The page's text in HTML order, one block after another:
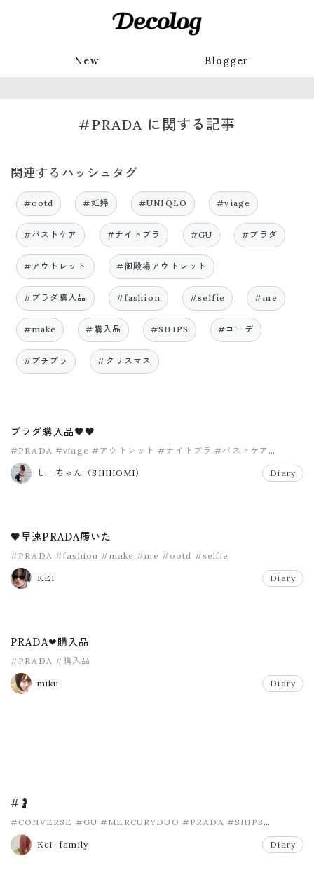
New Blogger
#PRADA に関する記事
関連するハッシュタグ
#ootd #妊婦 #UNIQLO #viage
#バストケア #ナイトブラ #GU #プラダ
#アウトレット #御殿場アウトレット
#プラダ購入品 #fashion #selfie #me
#make #購入品 #SHIPS #コーデ
#プチプラ #クリスマス
プラダ購入品🖤🖤
#PRADA #viage #アウトレット #ナイトブラ #バストケア
#プラダ
しーちゃん（SHIHOMI）
Diary
🖤早速PRADA履いた
#PRADA #fashion #make #me #ootd #selfie
KEI Diary
PRADA❤︎購入品
#PRADA #購入品
miku Diary
#🤰
#CONVERSE #GU #MERCURYDUO #PRADA #SHIPS
#UNIQLO
Kei_family
Diary